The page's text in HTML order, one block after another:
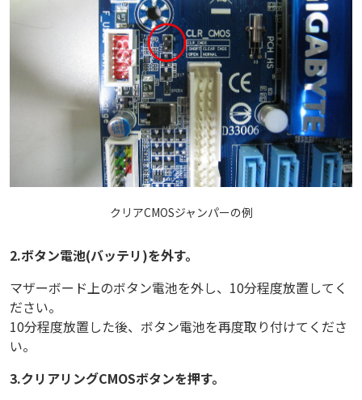
クリアCMOSジャンパーの例
2.ボタン電池(バッテリ)を外す。
マザーボード上のボタン電池を外し、10分程度放置してく
ださい。
10分程度放置した後、ボタン電池を再度取り付けてくださ
い。
3.クリアリングCMOSボタンを押す。